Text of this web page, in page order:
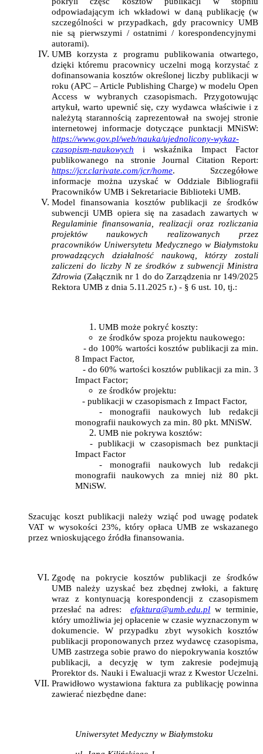
odpowiadającym ich wkładowi w daną publikację (w
szczególności w przypadkach, gdy pracownicy UMB
nie są pierwszymi / ostatnimi / korespondencyjnymi
autorami).
UMB korzysta z programu publikowania otwartego,
dzięki któremu pracownicy uczelni mogą korzystać z
dofinansowania kosztów określonej liczby publikacji w
roku (APC – Article Publishing Charge) w modelu Open
Access w wybranych czasopismach. Przygotowując
artykuł, warto upewnić się, czy wydawca właściwie i z
należytą starannością zaprezentował na swojej stronie
internetowej informacje dotyczące punktacji MNiSW:
https://www.gov.pl/web/nauka/ujednolicony-wykaz-
czasopism-naukowych i wskaźnika Impact Factor
publikowanego na stronie Journal Citation Report:
https://jcr.clarivate.com/jcr/home. Szczegółowe
informacje można uzyskać w Oddziale Bibliografii
Pracowników UMB i Sekretariacie Biblioteki UMB.
Model finansowania kosztów publikacji ze środków
subwencji UMB opiera się na zasadach zawartych w
Regulaminie finansowania, realizacji oraz rozliczania
projektów naukowych realizowanych przez
pracowników Uniwersytetu Medycznego w Białymstoku
prowadzących działalność naukową, którzy zostali
zaliczeni do liczby N ze środków z subwencji Ministra
Zdrowia (Załącznik nr 1 do do Zarządzenia nr 149/2025
Rektora UMB z dnia 5.11.2025 r.) - § 6 ust. 10, tj.:
UMB może pokryć koszty:
ze środków spoza projektu naukowego:
- do 100% wartości kosztów publikacji za min.
8 Impact Factor,
- do 60% wartości kosztów publikacji za min. 3
Impact Factor;
ze środków projektu:
- publikacji w czasopismach z Impact Factor,
- monografii naukowych lub redakcji
monografii naukowych za min. 80 pkt. MNiSW.
UMB nie pokrywa kosztów:
- publikacji w czasopismach bez punktacji
Impact Factor
- monografii naukowych lub redakcji
monografii naukowych za mniej niż 80 pkt.
MNiSW.
Szacując koszt publikacji należy wziąć pod uwagę podatek
VAT w wysokości 23%, który opłaca UMB ze wskazanego
przez wnioskującego źródła finansowania.
Zgodę na pokrycie kosztów publikacji ze środków
UMB należy uzyskać bez zbędnej zwłoki, a fakturę
wraz z kontynuacją korespondencji z czasopismem
przesłać na adres:efaktura@umb.edu.pl w terminie,
który umożliwia jej opłacenie w czasie wyznaczonym w
dokumencie. W przypadku zbyt wysokich kosztów
publikacji proponowanych przez wydawcę czasopisma,
UMB zastrzega sobie prawo do niepokrywania kosztów
publikacji, a decyzję w tym zakresie podejmują
Prorektor ds. Nauki i Ewaluacji wraz z Kwestor Uczelni.
Prawidłowo wystawiona faktura za publikację powinna
zawierać niezbędne dane:
Uniwersytet Medyczny w Białymstoku